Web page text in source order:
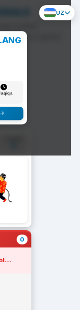
UZ
tortiladi.
siljiydi va darhol
0